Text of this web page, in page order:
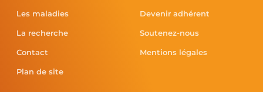
Les maladies
La recherche
Contact
Plan de site
Devenir adhérent
Soutenez-nous
Mentions légales